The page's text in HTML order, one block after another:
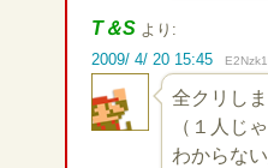
T＆S より:
2009/ 4/ 20 15:45
全クリし
（１人じ
わからな